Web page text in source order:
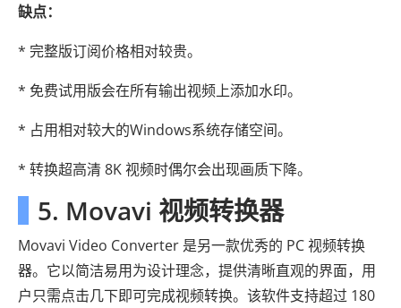
缺点：
* 完整版订阅价格相对较贵。
* 免费试用版会在所有输出视频上添加水印。
* 占用相对较大的Windows系统存储空间。
* 转换超高清 8K 视频时偶尔会出现画质下降。
5. Movavi 视频转换器
Movavi Video Converter 是另一款优秀的 PC 视频转换
器。它以简洁易用为设计理念，提供清晰直观的界面，用
户只需点击几下即可完成视频转换。该软件支持超过 180